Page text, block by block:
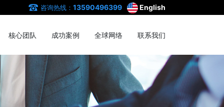
咨询热线： 13590496399 English
核心团队 成功案例 全球网络 联系我们